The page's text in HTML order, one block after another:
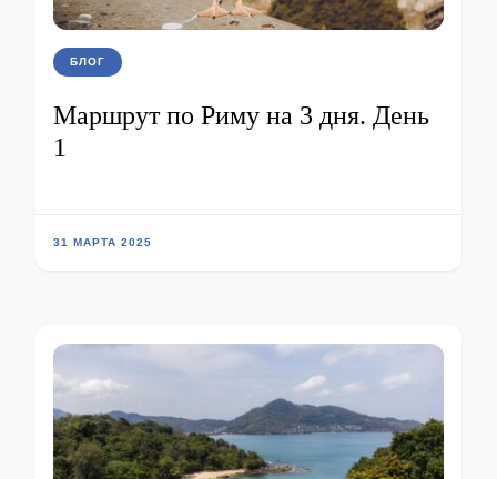
БЛОГ
Маршрут по Риму на 3 дня. День
1
31 МАРТА 2025